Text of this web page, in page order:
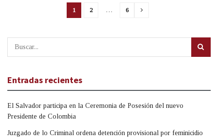
1 2 … 6
Entradas recientes
El Salvador participa en la Ceremonia de Posesión del nuevo
Presidente de Colombia
Juzgado de lo Criminal ordena detención provisional por feminicidio